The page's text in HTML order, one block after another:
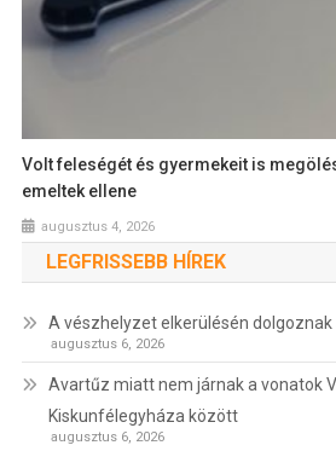
Volt feleségét és gyermekeit is
emeltek ellene
augusztus 4, 2026
LEGFRISSEBB HÍREK
A vészhelyzet elkerülésén
augusztus 6, 2026
Avartűz miatt nem járnak a vonatok
Kiskunfélegyháza között
augusztus 6, 2026